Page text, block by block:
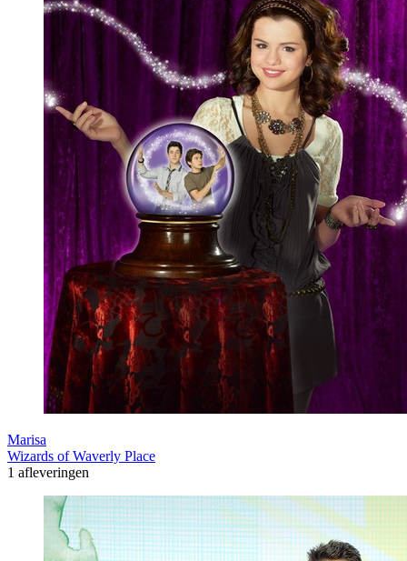
Marisa
Wizards of Waverly Place
1 afleveringen